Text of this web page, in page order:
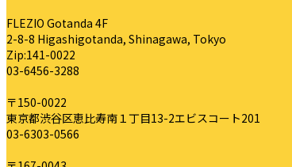
FLEZIO Gotanda 4F
2-8-8 Higashigotanda, Shinagawa, Tokyo
Zip:141-0022
03-6456-3288
〒150-0022
東京都渋谷区恵比寿南１丁目13-2エビスコート201
03-6303-0566